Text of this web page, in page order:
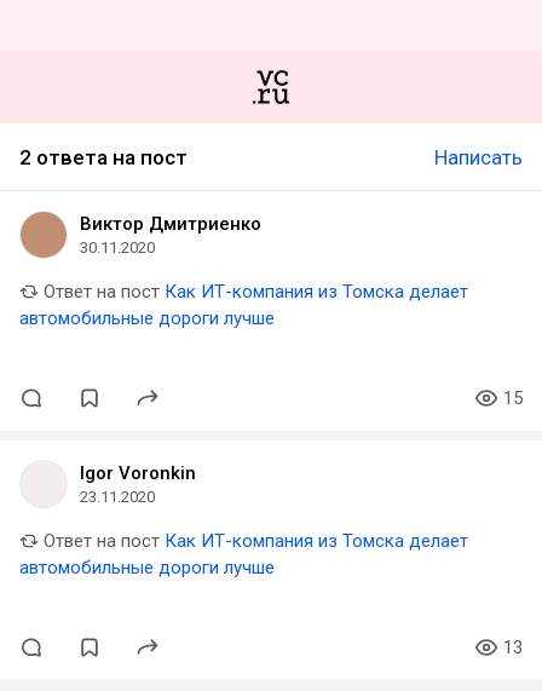
2 ответа на пост Написать
Виктор Дмитриенко
30.11.2020
Ответ на пост Как ИТ-компания из Томска делает
автомобильные дороги лучше
15
Igor Voronkin
23.11.2020
Ответ на пост Как ИТ-компания из Томска делает
автомобильные дороги лучше
13